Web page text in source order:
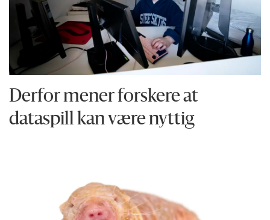
Derfor mener forskere at
dataspill kan være nyttig